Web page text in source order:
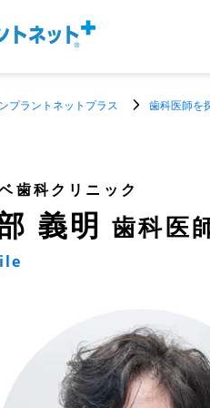
プラントネットプラス 歯科医師を
歯科クリニック
義明歯科医